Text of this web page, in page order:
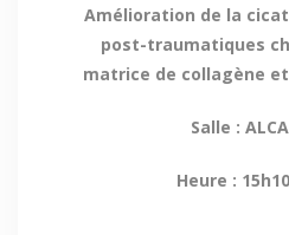
Amélioration de la
post-traumatiques
matrice de collagène
Salle :
Heure :